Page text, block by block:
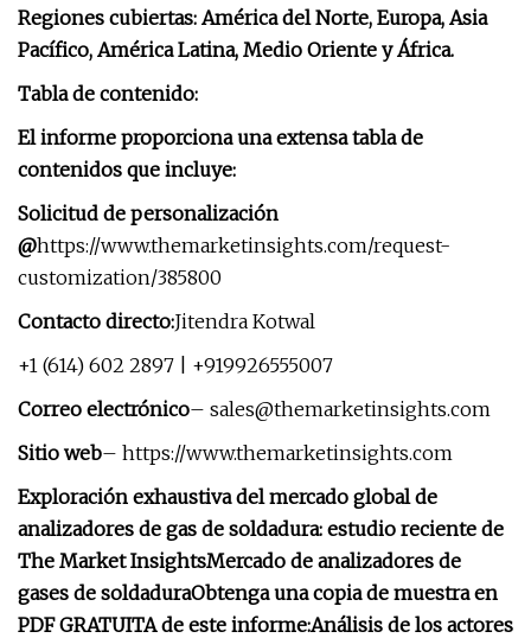
Regiones cubiertas: América del Norte, Europa, Asia
Pacífico, América Latina, Medio Oriente y África.
Tabla de contenido:
El informe proporciona una extensa tabla de
contenidos que incluye:
Solicitud de personalización
@https://www.themarketinsights.com/request-
customization/385800
Contacto directo:Jitendra Kotwal
+1 (614) 602 2897 | +919926555007
Correo electrónico– sales@themarketinsights.com
Sitio web– https://www.themarketinsights.com
Exploración exhaustiva del mercado global de
analizadores de gas de soldadura: estudio reciente de
The Market InsightsMercado de analizadores de
gases de soldaduraObtenga una copia de muestra en
PDF GRATUITA de este informe:Análisis de los actores